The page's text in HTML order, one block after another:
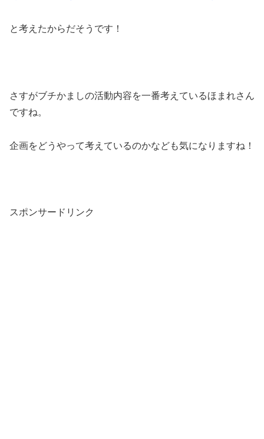
と考えたからだそうです！
さすがブチかましの活動内容を一番考えているほまれさん
ですね。
企画をどうやって考えているのかなども気になりますね！
スポンサードリンク